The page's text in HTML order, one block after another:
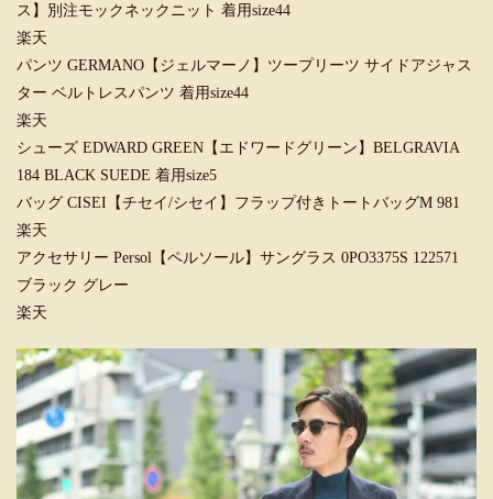
ス】別注モックネックニット 着用size44
楽天
パンツ GERMANO【ジェルマーノ】ツープリーツ サイドアジャス
ター ベルトレスパンツ 着用size44
楽天
シューズ EDWARD GREEN【エドワードグリーン】BELGRAVIA
184 BLACK SUEDE 着用size5
バッグ CISEI【チセイ/シセイ】フラップ付きトートバッグM 981
楽天
アクセサリー Persol【ペルソール】サングラス 0PO3375S 122571
ブラック グレー
楽天